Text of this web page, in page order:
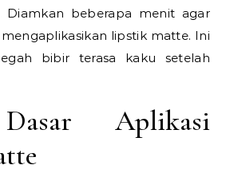
Diamkan beberapa menit agar
lipstik matte. Ini
bibir terasa kaku setelah
Aplikasi